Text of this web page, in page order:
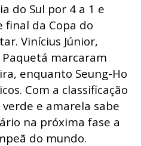
do Sul por 4 a 1 e
final da Copa do
Vinícius Júnior,
marcaram
enquanto Seung-Ho
Com a classificação
e amarela sabe
na próxima fase a
do mundo.